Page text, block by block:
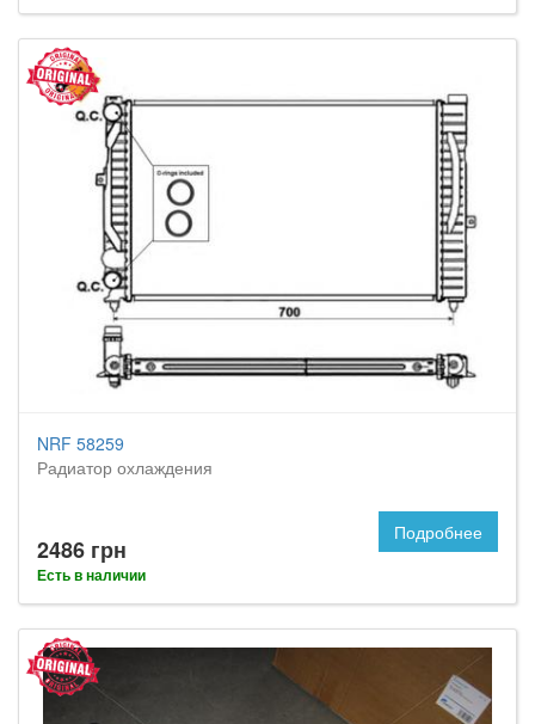
NRF 58259
Радиатор охлаждения
2486 грн
Есть в наличии
Подробнее